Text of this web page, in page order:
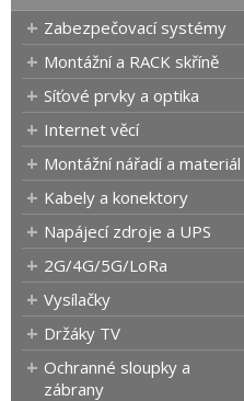
Zabezpečovací systémy
Montážní a RACK skříně
Síťové prvky a optika
Internet věcí
Montážní nářadí a materiál
Kabely a konektory
Napájecí zdroje a UPS
2G/4G/5G/LoRa
Vysílačky
Držáky TV
Ochranné sloupky a
zábrany